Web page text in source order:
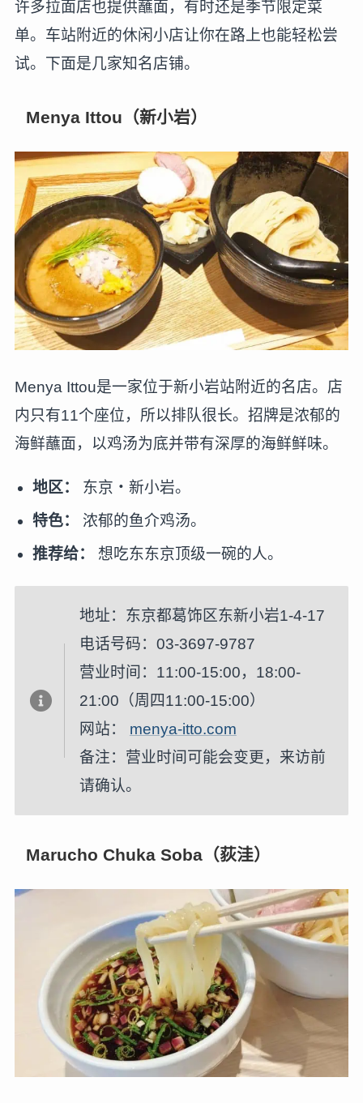
许多拉面店也提供蘸面，有时还是季节限定菜
单。车站附近的休闲小店让你在路上也能轻松尝
试。下面是几家知名店铺。
Menya Ittou（新小岩）
Menya Ittou是一家位于新小岩站附近的名店。店
内只有11个座位，所以排队很长。招牌是浓郁的
海鲜蘸面，以鸡汤为底并带有深厚的海鲜鲜味。
地区：
东京・新小岩。
特色：
浓郁的鱼介鸡汤。
推荐给：
想吃东东京顶级一碗的人。
地址：东京都葛饰区东新小岩1-4-17
电话号码：03-3697-9787
营业时间：11:00-15:00，18:00-
21:00（周四11:00-15:00）
网站： menya-itto.com
备注：营业时间可能会变更，来访前
请确认。
Marucho Chuka Soba（荻洼）